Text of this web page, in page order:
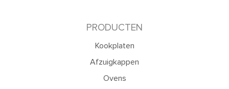
PRODUCTEN
Kookplaten
Afzuigkappen
Ovens